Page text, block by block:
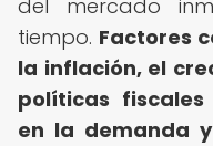
del mercado
tiempo. Factores
la inflación, el
políticas
en la demanda